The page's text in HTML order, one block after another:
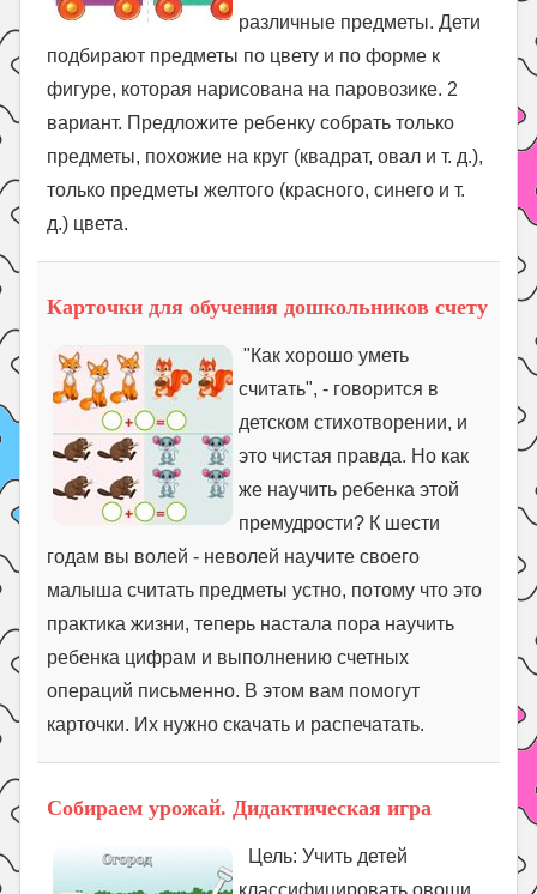
различные предметы. Дети
подбирают предметы по цвету и по форме к
фигуре, которая нарисована на паровозике. 2
вариант. Предложите ребенку собрать только
предметы, похожие на круг (квадрат, овал и т. д.),
только предметы желтого (красного, синего и т.
д.) цвета.
Карточки для обучения дошкольников счету
"Как хорошо уметь
считать", - говорится в
детском стихотворении, и
это чистая правда. Но как
же научить ребенка этой
премудрости? К шести
годам вы волей - неволей научите своего
малыша считать предметы устно, потому что это
практика жизни, теперь настала пора научить
ребенка цифрам и выполнению счетных
операций письменно. В этом вам помогут
карточки. Их нужно скачать и распечатать.
Собираем урожай. Дидактическая игра
Цель: Учить детей
классифицировать овощи,